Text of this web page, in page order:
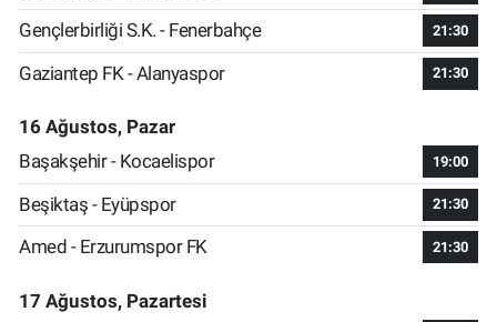
Gençlerbirliği S.K. - Fenerbahçe 21:30
Gaziantep FK - Alanyaspor 21:30
16 Ağustos, Pazar
Başakşehir - Kocaelispor
19:00
Beşiktaş - Eyüpspor 21:30
Amed - Erzurumspor FK 21:30
17 Ağustos, Pazartesi